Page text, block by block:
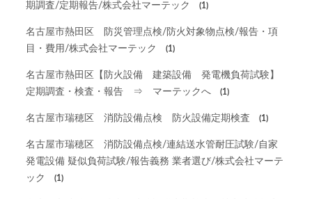
期調査/定期報告/株式会社マーテック
(1)
名古屋市熱田区 防災管理点検/防火対象物点検/報告・項
目・費用/株式会社マーテック
(1)
名古屋市熱田区【防火設備 建築設備 発電機負荷試験】
定期調査・検査・報告 ⇒ マーテックへ
(1)
名古屋市瑞穂区 消防設備点検 防火設備定期検査 (1)
名古屋市瑞穂区 消防設備点検/連結送水管耐圧試験/自家
発電設備 疑似負荷試験/報告義務 業者選び/株式会社マーテ
ック
(1)